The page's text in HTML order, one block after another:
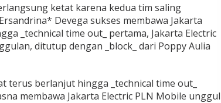
ketat karena kedua tim saling
Devega sukses membawa Jakarta
_technical time out_ pertama, Jakarta Electric
ditutup dengan _block_ dari Poppy Aulia
terus berlanjut hingga _technical time out_
membawa Jakarta Electric PLN Mobile unggul